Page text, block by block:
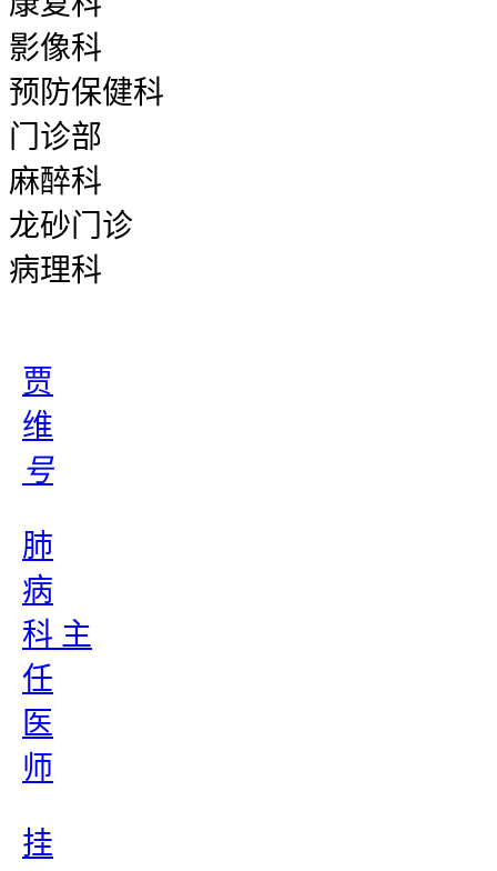
影像科
预防保健科
门诊部
麻醉科
龙砂门诊
病理科
贾
维
号
肺
病
科 主
任
医
师
挂